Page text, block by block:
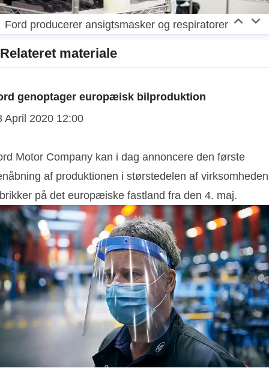
Ford producerer ansigtsmasker og respiratorer
Relateret materiale
genoptager europæisk bilproduktion
April 2020 12:00
Motor Company kan i dag annoncere den første
af produktionen i størstedelen af
på det europæiske fastland fra den 4. maj.